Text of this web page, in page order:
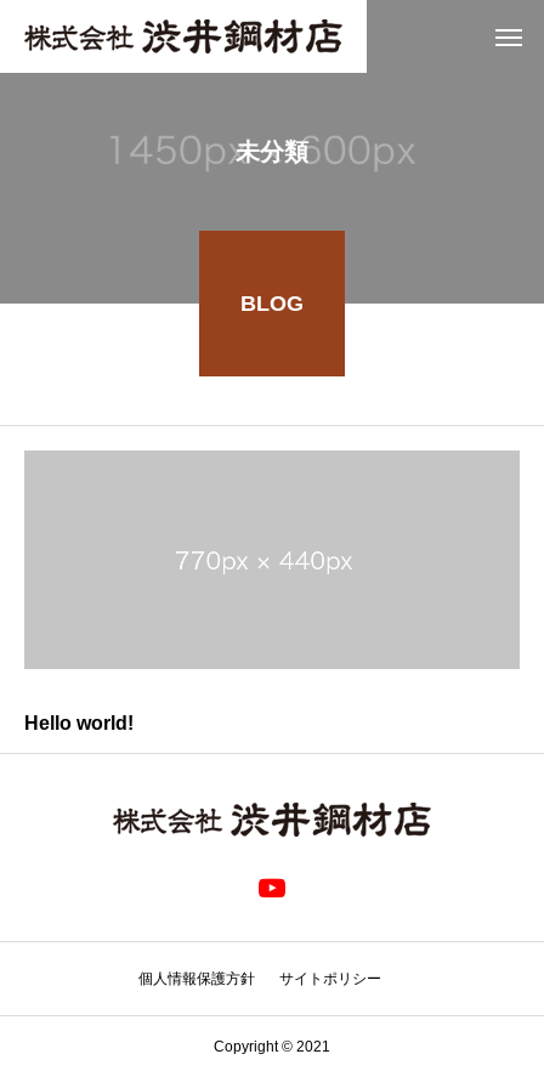
未分類
BLOG
Hello world!
個人情報保護方針 サイトポリシー
Copyright © 2021